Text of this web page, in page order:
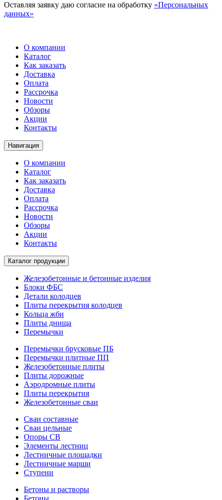
Оставляя заявку даю согласие на обработку «Персональных
данных»
О компании
Каталог
Как заказать
Доставка
Оплата
Рассрочка
Новости
Обзоры
Акции
Контакты
Навигация
О компании
Каталог
Как заказать
Доставка
Оплата
Рассрочка
Новости
Обзоры
Акции
Контакты
Каталог продукции
Железобетонные и бетонные изделия
Блоки ФБС
Детали колодцев
Плиты перекрытия колодцев
Кольца жби
Плиты днища
Перемычки
Перемычки брусковые ПБ
Перемычки плитные ПП
Железобетонные плиты
Плиты дорожные
Аэродромные плиты
Плиты перекрытия
Железобетонные сваи
Сваи составные
Сваи цельные
Опоры СВ
Элементы лестниц
Лестничные площадки
Лестничные марши
Ступени
Бетоны и растворы
Бетоны